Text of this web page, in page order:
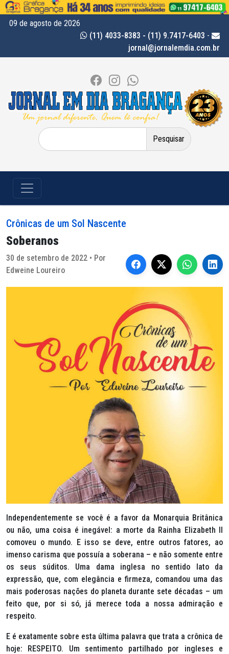
09 de agosto de 2026
(11) 4033-8383 - (11) 9.7417-6403 -
jornal@jornalemdia.com.br
Pesquisar
por:
Crônicas de um Sol Nascente
Soberanos
30 de setembro de 2022 • Por
Edweine Loureiro
Independentemente se você é a favor da Monarquia Britânica
ou não, uma coisa é inegável: a morte da Rainha Elizabeth II
comoveu o mundo. E isso se deve, entre outros fatores, ao
imenso carisma que possuía a soberana – e não somente entre
os seus súditos. Uma dama inglesa no sentido lato da
expressão, que, com elegância e firmeza, comandou uma das
mais poderosas nações do planeta durante sete décadas – um
feito que, por si só, já merece toda a nossa admiração e
respeito.
E é exatamente sobre esta última palavra que trata a crônica de
hoje: RESPEITO. Um sentimento partilhado por ingleses e